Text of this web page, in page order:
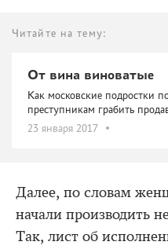
Читайте на тему:
От вина виноватые
Как московские подростки
преступникам грабить
23 января 2017
Далее, по словам
начали производить
Так, лист об